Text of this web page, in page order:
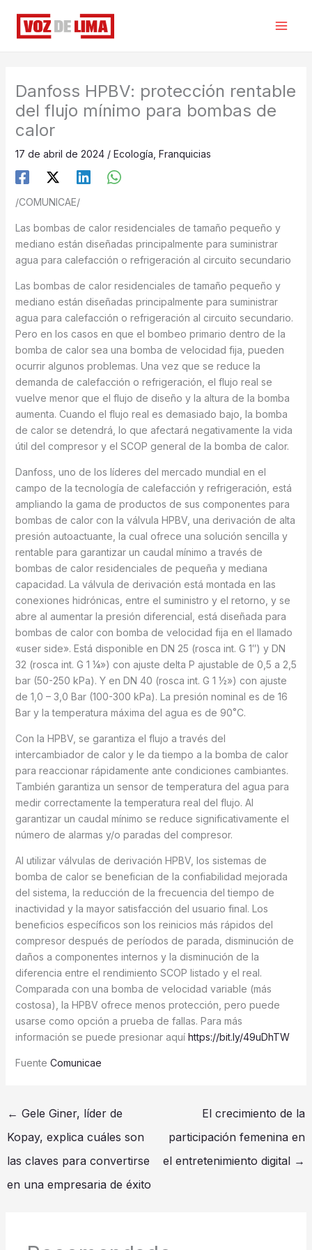
contenido
Danfoss HPBV: protección rentable
del flujo mínimo para bombas de
calor
17 de abril de 2024 / Ecología Franquicias
/COMUNICAE/
Las bombas de calor residenciales de tamaño pequeño y
mediano están diseñadas principalmente para suministrar
agua para calefacción o refrigeración al circuito secundario
Las bombas de calor residenciales de tamaño pequeño y
mediano están diseñadas principalmente para suministrar
agua para calefacción o refrigeración al circuito secundario.
Pero en los casos en que el bombeo primario dentro de la
bomba de calor sea una bomba de velocidad fija, pueden
ocurrir algunos problemas. Una vez que se reduce la
demanda de calefacción o refrigeración, el flujo real se
vuelve menor que el flujo de diseño y la altura de la bomba
aumenta. Cuando el flujo real es demasiado bajo, la bomba
de calor se detendrá, lo que afectará negativamente la vida
útil del compresor y el SCOP general de la bomba de calor.
Danfoss, uno de los líderes del mercado mundial en el
campo de la tecnología de calefacción y refrigeración, está
ampliando la gama de productos de sus componentes para
bombas de calor con la válvula HPBV, una derivación de alta
presión autoactuante, la cual ofrece una solución sencilla y
rentable para garantizar un caudal mínimo a través de
bombas de calor residenciales de pequeña y mediana
capacidad. La válvula de derivación está montada en las
conexiones hidrónicas, entre el suministro y el retorno, y se
abre al aumentar la presión diferencial, está diseñada para
bombas de calor con bomba de velocidad fija en el llamado
«user side». Está disponible en DN 25 (rosca int. G 1″) y DN
32 (rosca int. G 1 ¼») con ajuste delta P ajustable de 0,5 a 2,5
bar (50-250 kPa). Y en DN 40 (rosca int. G 1 ½») con ajuste
de 1,0 – 3,0 Bar (100-300 kPa). La presión nominal es de 16
Bar y la temperatura máxima del agua es de 90˚C.
Con la HPBV, se garantiza el flujo a través del
intercambiador de calor y le da tiempo a la bomba de calor
para reaccionar rápidamente ante condiciones cambiantes.
También garantiza un sensor de temperatura del agua para
medir correctamente la temperatura real del flujo. Al
garantizar un caudal mínimo se reduce significativamente el
número de alarmas y/o paradas del compresor.
Al utilizar válvulas de derivación HPBV, los sistemas de
bomba de calor se benefician de la confiabilidad mejorada
del sistema, la reducción de la frecuencia del tiempo de
inactividad y la mayor satisfacción del usuario final. Los
beneficios específicos son los reinicios más rápidos del
compresor después de períodos de parada, disminución de
daños a componentes internos y la disminución de la
diferencia entre el rendimiento SCOP listado y el real.
Comparada con una bomba de velocidad variable (más
costosa), la HPBV ofrece menos protección, pero puede
usarse como opción a prueba de fallas. Para más
información se puede presionar aquí https://bit.ly/49uDhTW
Fuente Comunicae
← Gele Giner, líder de
Kopay, explica cuáles son
las claves para convertirse
en una empresaria de éxito
El crecimiento de la
participación femenina en
el entretenimiento digital →